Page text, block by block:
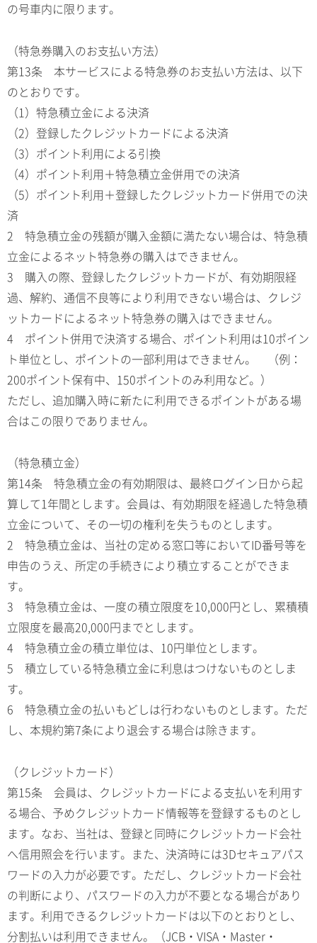
の号車内に限ります。
（特急券購入のお支払い方法）
第13条 本サービスによる特急券のお支払い方法は、以下
のとおりです。
（1）特急積立金による決済
（2）登録したクレジットカードによる決済
（3）ポイント利用による引換
（4）ポイント利用＋特急積立金併用での決済
（5）ポイント利用＋登録したクレジットカード併用での決
済
2 特急積立金の残額が購入金額に満たない場合は、特急積
立金によるネット特急券の購入はできません。
3 購入の際、登録したクレジットカードが、有効期限経
過、解約、通信不良等により利用できない場合は、クレジ
ットカードによるネット特急券の購入はできません。
4 ポイント併用で決済する場合、ポイント利用は10ポイン
ト単位とし、ポイントの一部利用はできません。 （例：
200ポイント保有中、150ポイントのみ利用など。）
ただし、追加購入時に新たに利用できるポイントがある場
合はこの限りでありません。
（特急積立金）
第14条 特急積立金の有効期限は、最終ログイン日から起
算して1年間とします。会員は、有効期限を経過した特急積
立金について、その一切の権利を失うものとします。
2 特急積立金は、当社の定める窓口等においてID番号等を
申告のうえ、所定の手続きにより積立することができま
す。
3 特急積立金は、一度の積立限度を10,000円とし、累積積
立限度を最高20,000円までとします。
4 特急積立金の積立単位は、10円単位とします。
5 積立している特急積立金に利息はつけないものとしま
す。
6 特急積立金の払いもどしは行わないものとします。ただ
し、本規約第7条により退会する場合は除きます。
（クレジットカード）
第15条 会員は、クレジットカードによる支払いを利用す
る場合、予めクレジットカード情報等を登録するものとし
ます。なお、当社は、登録と同時にクレジットカード会社
へ信用照会を行います。また、決済時には3Dセキュアパス
ワードの入力が必要です。ただし、クレジットカード会社
の判断により、パスワードの入力が不要となる場合があり
ます。利用できるクレジットカードは以下のとおりとし、
分割払いは利用できません。（JCB・VISA・Master・